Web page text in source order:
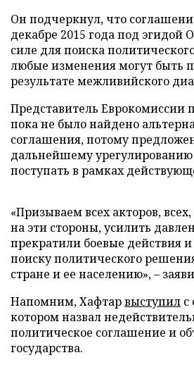
Он подчеркнул, что
декабре 2015 года под эгидой
силе для поиска
любые изменения могут быть
результате межливийского
Представитель Еврокомиссии
пока не было найдено
соглашения, потому
дальнейшему
поступать в рамках
«Призываем всех акторов,
на эти стороны, усилить
прекратили боевые действия
поиску политического
стране и ее населению», –
Напомним, Хафтарвыступил с
котором назвал
политическое соглашение и
государства.